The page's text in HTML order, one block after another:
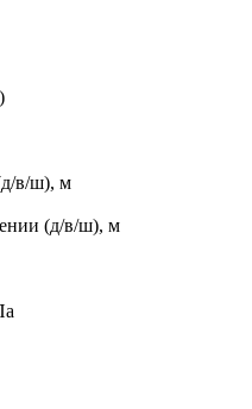
в/ш), м
(д/в/ш), м